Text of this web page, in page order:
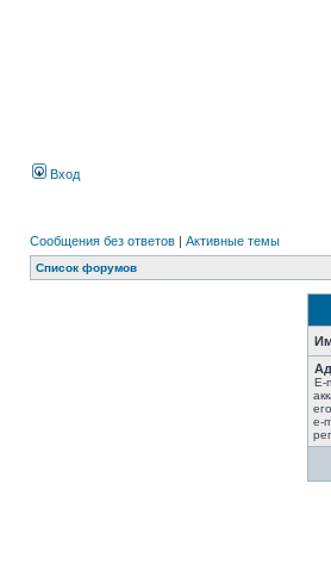
Вход
Сообщения без ответов | Активные темы
Список форумов
E-
e-